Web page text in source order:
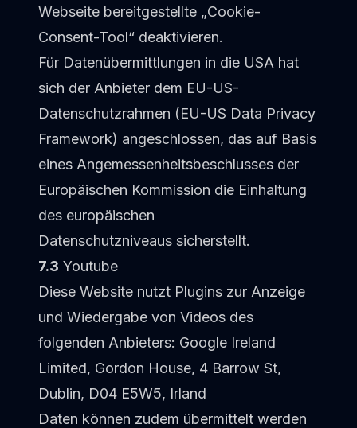
Webseite bereitgestellte „Cookie-
Consent-Tool“ deaktivieren.
Für Datenübermittlungen in die USA hat
sich der Anbieter dem EU-US-
Datenschutzrahmen (EU-US Data Privacy
Framework) angeschlossen, das auf Basis
eines Angemessenheitsbeschlusses der
Europäischen Kommission die Einhaltung
des europäischen
Datenschutzniveaus sicherstellt.
7.3 Youtube
Diese Website nutzt Plugins zur Anzeige
und Wiedergabe von Videos des
folgenden Anbieters: Google Ireland
Limited, Gordon House, 4 Barrow St,
Dublin, D04 E5W5, Irland
Daten können zudem übermittelt werden